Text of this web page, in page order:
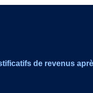
de revenus